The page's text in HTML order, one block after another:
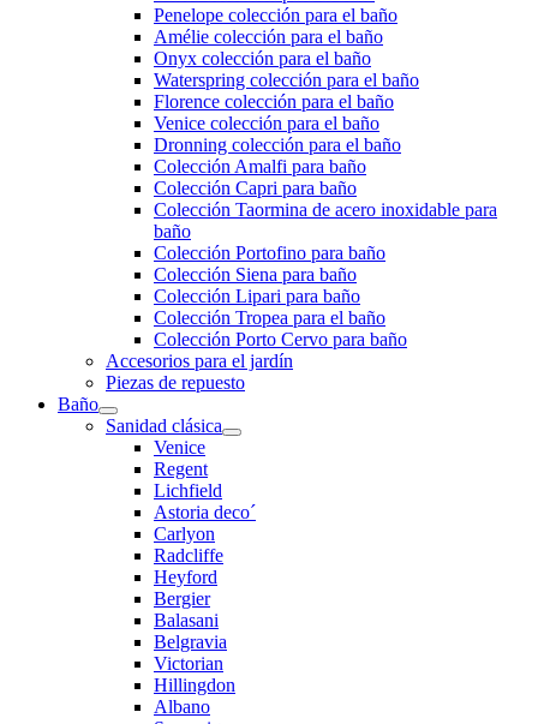
Penelope colección para el baño
Amélie colección para el baño
Onyx colección para el baño
Waterspring colección para el baño
Florence colección para el baño
Venice colección para el baño
Dronning colección para el baño
Colección Amalfi para baño
Colección Capri para baño
Colección Taormina de acero inoxidable para
baño
Colección Portofino para baño
Colección Siena para baño
Colección Lipari para baño
Colección Tropea para el baño
Colección Porto Cervo para baño
Accesorios para el jardín
Piezas de repuesto
Baño
Sanidad clásica
Venice
Regent
Lichfield
Astoria deco´
Carlyon
Radcliffe
Heyford
Bergier
Balasani
Belgravia
Victorian
Hillingdon
Albano